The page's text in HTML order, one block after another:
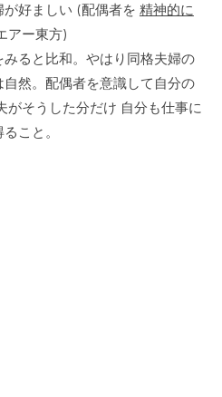
が好ましい (配偶者を 精神的に
アー東方)
ると比和。やはり同格夫婦の
然。配偶者を意識して自分の
がそうした分だけ 自分も仕事に
こと。